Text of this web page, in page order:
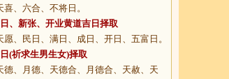
、六合、不将日。
、新张、开业黄道吉日择取
、民日、满日、成日、开日、五富日。
(祈求生男生女)择取
德、月德、天德合、月德合、天赦、天